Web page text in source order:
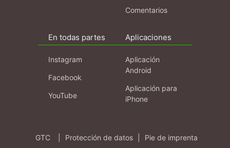
Comentarios
En todas partes
Instagram
Facebook
YouTube
Aplicaciones
Aplicación
Android
Aplicación para
iPhone
GTC Protección de datos Pie de imprenta